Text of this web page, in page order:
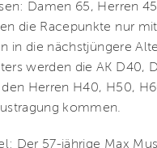
Damen 65, Herren
die Racepunkte nur
in die nächstjüngere
werden die AK D40,
Herren H40, H50,
kommen.
Der 57-jährige Max